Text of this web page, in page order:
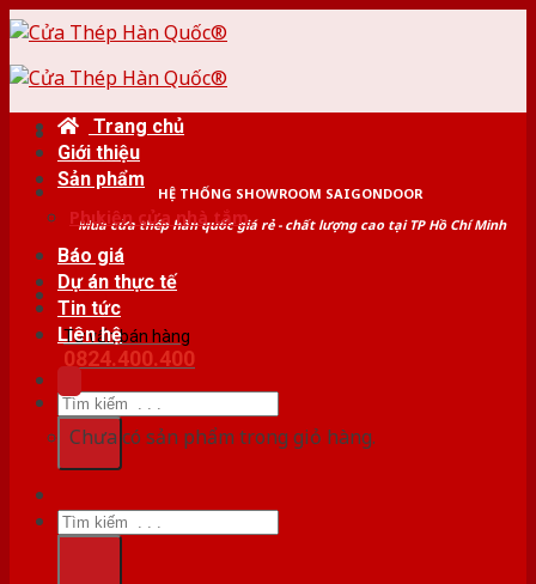
Skip
content
HỆ THỐNG SHOWROOM SAIGONDOOR
Mua cửa thép hàn quốc giá rẻ - chất lượng cao tại TP Hồ Chí Minh
Tư vấn bán hàng
0824.400.400
Tìm
kiếm:
Trang chủ
Giới thiệu
Sản phẩm
Phụ kiện cửa nhà tắm
Báo giá
Dự án thực tế
Tin tức
Liên hệ
Chưa có sản phẩm trong giỏ hàng.
Tìm
kiếm: